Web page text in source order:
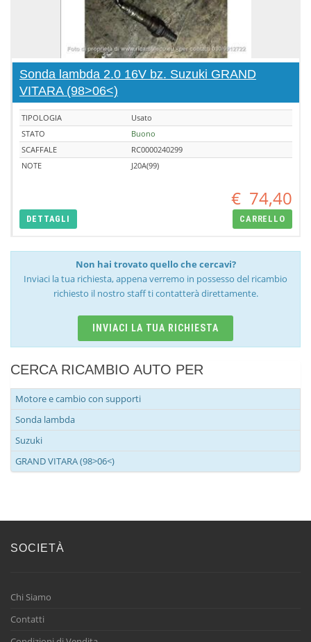
Sonda lambda 2.0 16V bz. Suzuki GRAND
VITARA (98>06<)
TIPOLOGIA
Usato
STATO
Buono
SCAFFALE
RC0000240299
NOTE
J20A(99)
€ 74,40
DETTAGLI CARRELLO
Non hai trovato quello che cercavi?
Inviaci la tua richiesta, appena verremo in possesso del ricambio
richiesto il nostro staff ti contatterà direttamente.
INVIACI LA TUA RICHIESTA
CERCA RICAMBIO AUTO PER
Motore e cambio con supporti
Sonda lambda
Suzuki
GRAND VITARA (98>06<)
SOCIETÀ
Chi Siamo
Contatti